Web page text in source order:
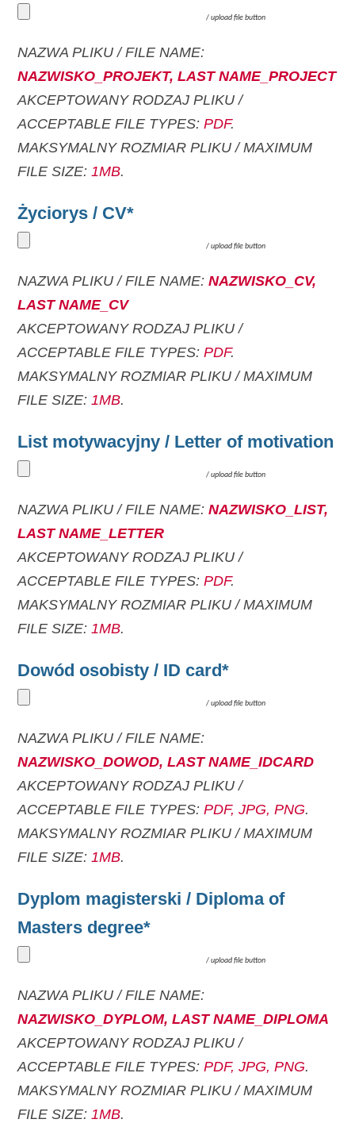
/upload file button
NAZWA PLIKU / FILE NAME:
NAZWISKO_PROJEKT, LAST NAME_PROJECT
AKCEPTOWANY RODZAJ PLIKU /
ACCEPTABLE FILE TYPES: PDF.
MAKSYMALNY ROZMIAR PLIKU / MAXIMUM
FILE SIZE: 1MB.
Życiorys / CV*
/upload file button
NAZWA PLIKU / FILE NAME: NAZWISKO_CV,
LAST NAME_CV
AKCEPTOWANY RODZAJ PLIKU /
ACCEPTABLE FILE TYPES: PDF.
MAKSYMALNY ROZMIAR PLIKU / MAXIMUM
FILE SIZE: 1MB.
List motywacyjny / Letter of motivation
/upload file button
NAZWA PLIKU / FILE NAME: NAZWISKO_LIST,
LAST NAME_LETTER
AKCEPTOWANY RODZAJ PLIKU /
ACCEPTABLE FILE TYPES: PDF.
MAKSYMALNY ROZMIAR PLIKU / MAXIMUM
FILE SIZE: 1MB.
Dowód osobisty / ID card*
/upload file button
NAZWA PLIKU / FILE NAME:
NAZWISKO_DOWOD, LAST NAME_IDCARD
AKCEPTOWANY RODZAJ PLIKU /
ACCEPTABLE FILE TYPES: PDF, JPG, PNG.
MAKSYMALNY ROZMIAR PLIKU / MAXIMUM
FILE SIZE: 1MB.
Dyplom magisterski / Diploma of
Masters degree*
/upload file button
NAZWA PLIKU / FILE NAME:
NAZWISKO_DYPLOM, LAST NAME_DIPLOMA
AKCEPTOWANY RODZAJ PLIKU /
ACCEPTABLE FILE TYPES: PDF, JPG, PNG.
MAKSYMALNY ROZMIAR PLIKU / MAXIMUM
FILE SIZE: 1MB.